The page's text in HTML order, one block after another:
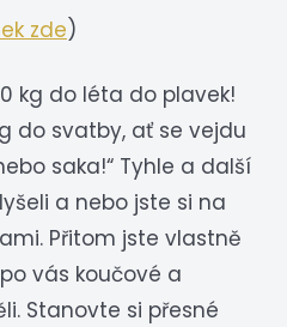
zde)
kg do léta do plavek!
do svatby, ať se vejdu
saka!“ Tyhle a další
a nebo jste si na
Přitom jste vlastně
vás koučové a
Stanovte si přesné